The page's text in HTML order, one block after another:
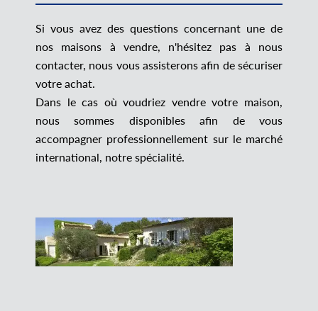
Si vous avez des questions concernant une de
nos maisons à vendre, n'hésitez pas à nous
contacter, nous vous assisterons afin de sécuriser
votre achat.
Dans le cas où voudriez vendre votre maison,
nous sommes disponibles afin de vous
accompagner professionnellement sur le marché
international, notre spécialité.